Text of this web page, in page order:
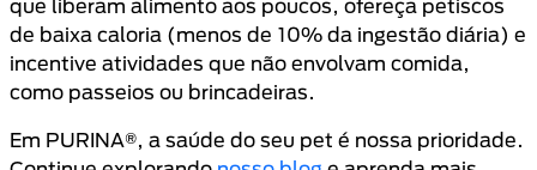
que liberam alimento aos poucos, ofereça petiscos
de baixa caloria (menos de 10% da ingestão diária) e
incentive atividades que não envolvam comida,
como passeios ou brincadeiras.
Em PURINA®, a saúde do seu pet é nossa prioridade.